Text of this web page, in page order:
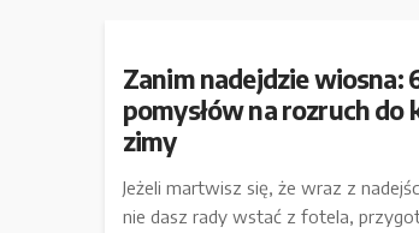
Zanim nadejdzie wiosna:
pomysłów na rozruch do
zimy
Jeżeli martwisz się, że wraz z
nie dasz rady wstać z fotela,